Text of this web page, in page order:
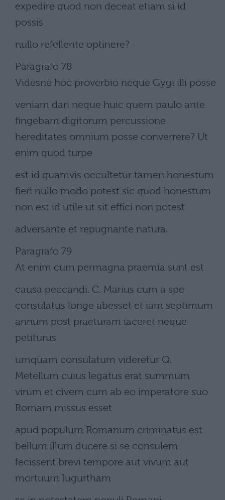
expedire quod non deceat etiam si id
possis
nullo refellente optinere?
Paragrafo 78
Videsne hoc proverbio neque Gygi illi posse
veniam dari neque huic quem paulo ante
fingebam digitorum percussione
hereditates omnium posse converrere? Ut
enim quod turpe
est id quamvis occultetur tamen honestum
fieri nullo modo potest sic quod honestum
non est id utile ut sit effici non potest
adversante et repugnante natura.
Paragrafo 79
At enim cum permagna praemia sunt est
causa peccandi. C. Marius cum a spe
consulatus longe abesset et iam septimum
annum post praeturam iaceret neque
petiturus
umquam consulatum videretur Q.
Metellum cuius legatus erat summum
virum et civem cum ab eo imperatore suo
Romam missus esset
apud populum Romanum criminatus est
bellum illum ducere si se consulem
fecissent brevi tempore aut vivum aut
mortuum Iugurtham